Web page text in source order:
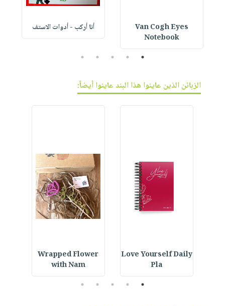
Van Cogh Eyes
Notebook
أنا أركب - أدوات الاستف
1
2
3
4
5
الزبائن الذين عاينوا هذا البند عاينوا أيضاً:
Love Yourself Daily
Pla
Wrapped Flower
with Nam
1
2
3
4
5